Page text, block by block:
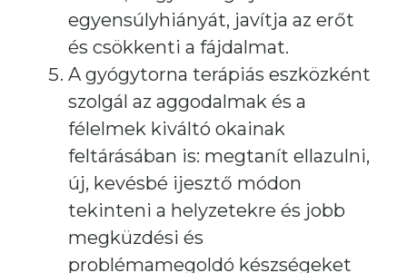
egyensúlyhiányát, javítja az erőt
és csökkenti a fájdalmat.
A gyógytorna terápiás eszközként
szolgál az aggodalmak és a
félelmek kiváltó okainak
feltárásában is: megtanít ellazulni,
új, kevésbé ijesztő módon
tekinteni a helyzetekre és jobb
megküzdési és
problémamegoldó készségeket